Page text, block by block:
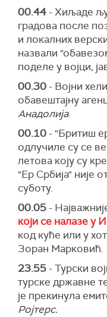
00.44- Хиљаде
градова после
и локалних
назвали
поделе у војци,
00.30- Војни
обавештајну
Анадолија.
00.10- "Бритиш
одлучиле су се
летова коју су
"Ер Србија" није
суботу.
00.05-
који се налазе у
код куће или у
Зоран Марковић.
23.55- Турски
турске државне
је прекинула
Ројтерс.